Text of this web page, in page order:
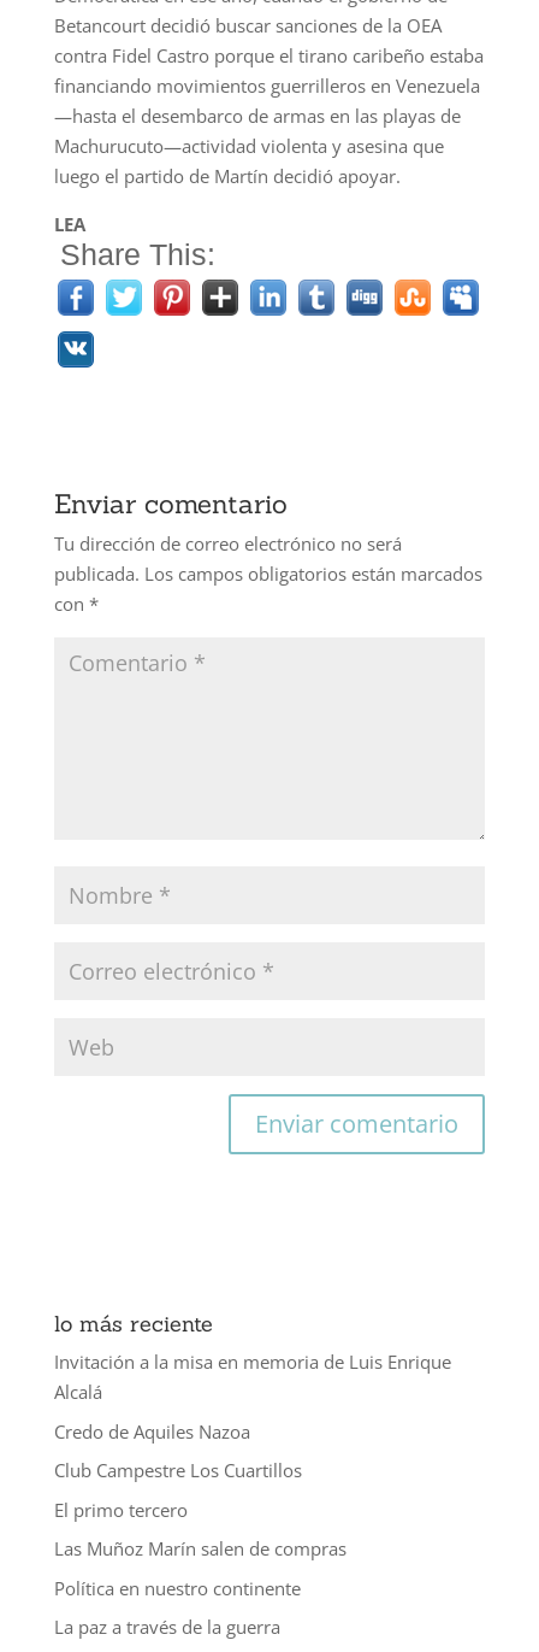
Betancourt decidió buscar sanciones de la OEA
contra Fidel Castro porque el tirano caribeño estaba
financiando movimientos guerrilleros en Venezuela
—hasta el desembarco de armas en las playas de
Machurucuto—actividad violenta y asesina que
luego el partido de Martín decidió apoyar.
LEA
Share This:
Enviar comentario
Tu dirección de correo electrónico no será
publicada. Los campos obligatorios están marcados
con *
lo más reciente
Invitación a la misa en memoria de Luis Enrique
Alcalá
Credo de Aquiles Nazoa
Club Campestre Los Cuartillos
El primo tercero
Las Muñoz Marín salen de compras
Política en nuestro continente
La paz a través de la guerra